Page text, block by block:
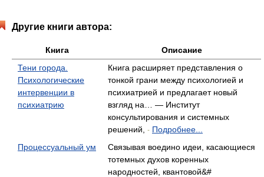
Другие книги автора:
Книга
Описание
Тени города.
Психологические
интервенции в
психиатрию
Книга расширяет представления о
тонкой грани между психологией и
психиатрией и предлагает новый
взгляд на… — Институт
консультирования и системных
решений,
- Подробнее...
Процессуальный ум
Связывая воедино идеи, касающиеся
тотемных духов коренных
народностей, квантовой&#